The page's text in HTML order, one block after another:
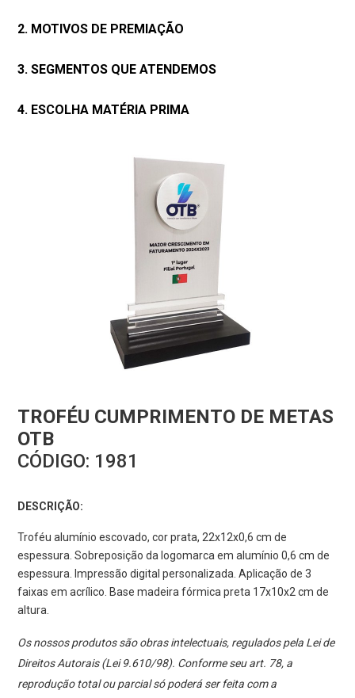
2. MOTIVOS DE PREMIAÇÃO
3. SEGMENTOS QUE ATENDEMOS
4. ESCOLHA MATÉRIA PRIMA
TROFÉU CUMPRIMENTO DE METAS
OTB
CÓDIGO: 1981
DESCRIÇÃO:
Troféu alumínio escovado, cor prata, 22x12x0,6 cm de
espessura. Sobreposição da logomarca em alumínio 0,6 cm de
espessura. Impressão digital personalizada. Aplicação de 3
faixas em acrílico. Base madeira fórmica preta 17x10x2 cm de
altura.
Os nossos produtos são obras intelectuais, regulados pela Lei de
Direitos Autorais (Lei 9.610/98). Conforme seu art. 78, a
reprodução total ou parcial só poderá ser feita com a